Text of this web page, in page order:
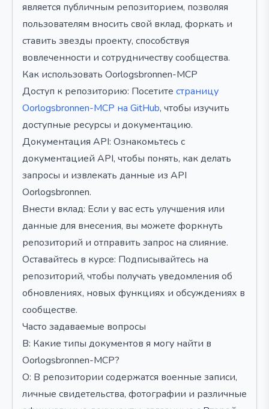
является публичным репозиторием, позволяя
пользователям вносить свой вклад, форкать и
ставить звезды проекту, способствуя
вовлеченности и сотрудничеству сообщества.
Как использовать Oorlogsbronnen-MCP
Доступ к репозиторию: Посетите страницу
Oorlogsbronnen-MCP на GitHub, чтобы изучить
доступные ресурсы и документацию.
Документация API: Ознакомьтесь с
документацией API, чтобы понять, как делать
запросы и извлекать данные из API
Oorlogsbronnen.
Внести вклад: Если у вас есть улучшения или
данные для внесения, вы можете форкнуть
репозиторий и отправить запрос на слияние.
Оставайтесь в курсе: Подписывайтесь на
репозиторий, чтобы получать уведомления об
обновлениях, новых функциях и обсуждениях в
сообществе.
Часто задаваемые вопросы
В: Какие типы документов я могу найти в
Oorlogsbronnen-MCP?
О: В репозитории содержатся военные записи,
личные свидетельства, фотографии и различные